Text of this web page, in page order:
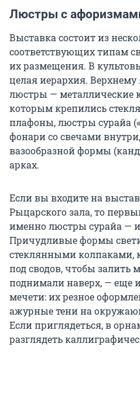
Люстры с
Выставка состоит из
соответствующих типам
их размещения. В
целая иерархия. Верхнему
люстры — металлические
которым крепились
плафоны, люстры сурайа
фонари со свечами
вазообразной формы
арках.
Если вы входите на
Рыцарского зала, то
именно люстры сурайа —
Причудливые формы
стеклянными колпаками,
под сводов, чтобы залить
поднимали наверх, — еще
мечети: их резное
ажурные тени на
Если приглядеться, в
разглядеть